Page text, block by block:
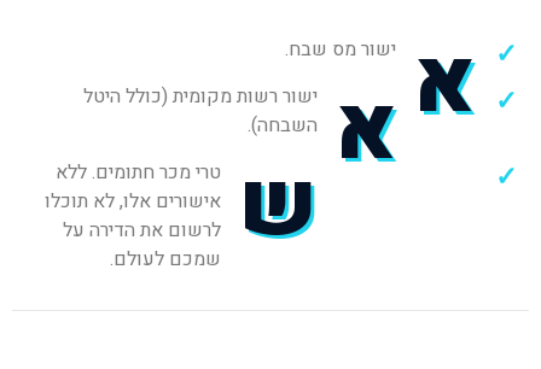
א ישור מס שבח.
א
ישור רשות מקומית (כולל היטל
השבחה).
ש
טרי מכר חתומים. ללא
אישורים אלו, לא תוכלו
לרשום את הדירה על
שמכם לעולם.